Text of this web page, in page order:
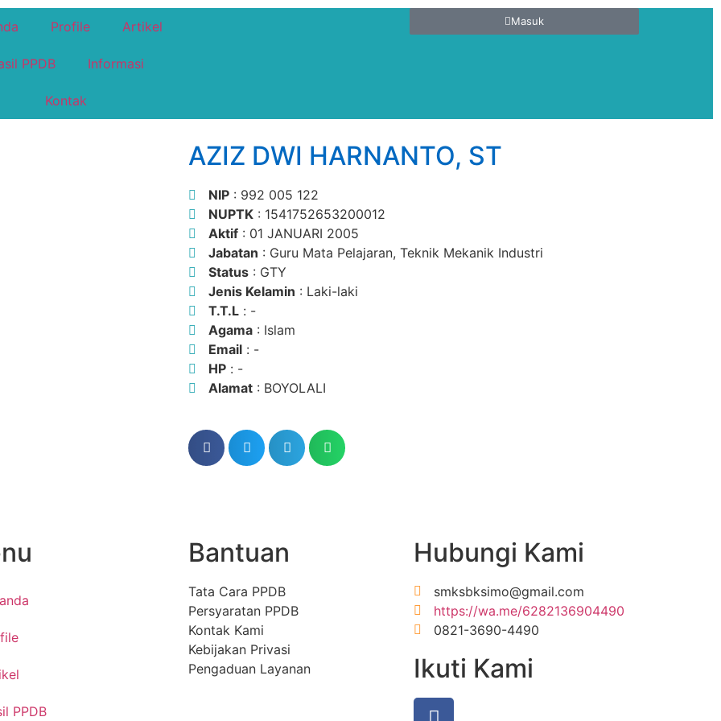
Profile Artikel
PPDB Informasi
Kontak
Masuk
AZIZ DWI HARNANTO, ST
NIP : 992 005 122
NUPTK : 1541752653200012
Aktif : 01 JANUARI 2005
Jabatan : Guru Mata Pelajaran, Teknik Mekanik Industri
Status : GTY
Jenis Kelamin : Laki-laki
T.T.L : -
Agama : Islam
Email : -
HP : -
Alamat : BOYOLALI
PPDB
Bantuan
Tata Cara PPDB
Persyaratan PPDB
Kontak Kami
Kebijakan Privasi
Pengaduan Layanan
Hubungi Kami
smksbksimo@gmail.com
https://wa.me/6282136904490
0821-3690-4490
Ikuti Kami